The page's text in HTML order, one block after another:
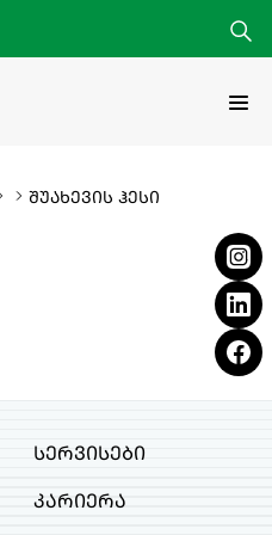
შუახევის ჰესი
სერვისები
კარიერა